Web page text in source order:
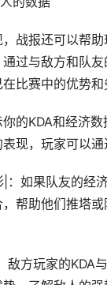
战报还可以帮
过与敌方和队
比赛中的优势和
的KDA和经济
现，玩家可以通
：如果队友的经
帮助他们推塔
敌方玩家的KDA